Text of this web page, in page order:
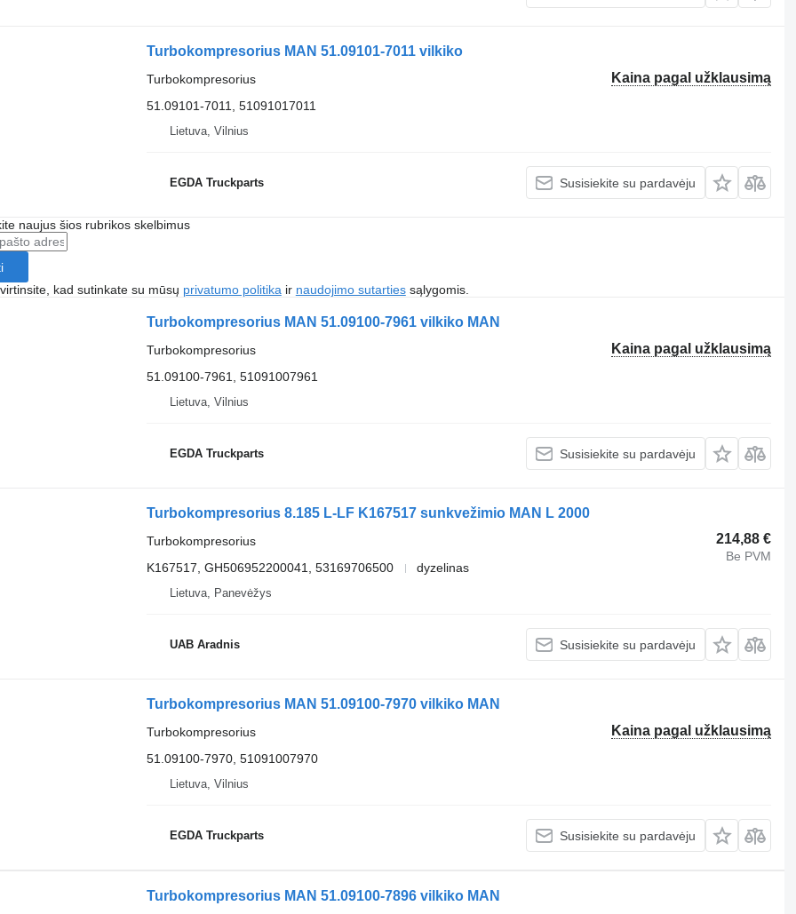
Turbokompresorius MAN 51.09101-7011 vilkiko
Kaina pagal užklausimą
Turbokompresorius
51.09101-7011, 51091017011
Lietuva, Vilnius
EGDA Truckparts Susisiekite su pardavėju
naujus šios rubrikos skelbimus
kad sutinkate su mūsų privatumo politika ir naudojimo sutartiessąlygomis.
Turbokompresorius MAN 51.09100-7961 vilkiko MAN
Kaina pagal užklausimą
Turbokompresorius
51.09100-7961, 51091007961
Lietuva, Vilnius
EGDA Truckparts Susisiekite su pardavėju
Turbokompresorius 8.185 L-LF K167517 sunkvežimio MAN L 2000
214,88 €
Be PVM
Turbokompresorius
K167517, GH506952200041, 53169706500
dyzelinas
Lietuva, Panevėžys
UAB Aradnis Susisiekite su pardavėju
Turbokompresorius MAN 51.09100-7970 vilkiko MAN
Kaina pagal užklausimą
Turbokompresorius
51.09100-7970, 51091007970
Lietuva, Vilnius
EGDA Truckparts Susisiekite su pardavėju
Turbokompresorius MAN 51.09100-7896 vilkiko MAN